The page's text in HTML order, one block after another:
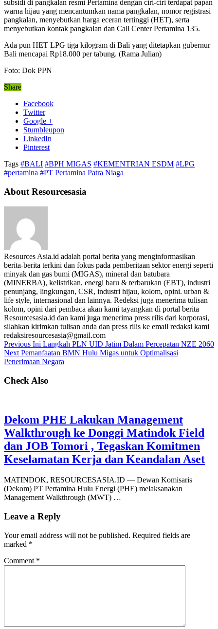
subsidi di pangkalan resmi Pertamina dengan ciri-ciri terdapat papan
warna hijau yang mencantumkan nama pangkalan, nomor registrasi
pangkalan, menyebutkan harga eceran tertinggi (HET), serta
menyebutkan kontak pangkalan dan Call Center Pertamina 135.
Ada pun HET LPG tiga kilogram di Bali yang ditetapkan gubernur
Bali mencapai Rp18.000 per tabung. (Rama Julian)
Foto: Dok PPN
Share
Facebook
Twitter
Google +
Stumbleupon
LinkedIn
Pinterest
Tags #BALI #BPH MIGAS #KEMENTRIAN ESDM #LPG
#pertamina #PT Pertamina Patra Niaga
About Resourcesasia
Resources Asia.id adalah portal berita yang menginformasikan
berita-berita terkini dan fokus pada pemberitaan sektor energi seperti
minyak dan gas bumi (MIGAS), mineral dan batubara
(MINERBA), kelistrikan, energi baru & terbarukan (EBT), industri
penunjang, lingkungan, CSR, industri hijau, kolom, opini. urban &
life style, internasional dan lainnya. Redeksi juga menerima tulisan
kolom, opini dari pembaca akan kami tayangkan di portal berita
Resourcesasia.id dan kami juga menerima press rilis dari korporasi,
silahkan kirimkan tulisan anda dan press rilis ke email redaksi kami
redaksiresourcesasia@gmail.com
Previous Ini Langkah PLN UID Jatim Dalam Percepatan NZE 2060
Next Pemanfaatan BMN Hulu Migas untuk Optimalisasi
Penerimaan Negara
Check Also
Dekom PHE Lakukan Management
Walkthrough ke Donggi Matindok Field
dan JOB Tomori , Tegaskan Komitmen
Keselamatan Kerja dan Keandalan Aset
MATINDOK, RESOURCESASIA.ID — Dewan Komisaris
(Dekom) PT Pertamina Hulu Energi (PHE) melaksanakan
Management Walkthrough (MWT) …
Leave a Reply
Your email address will not be published. Required fields are
marked *
Comment *